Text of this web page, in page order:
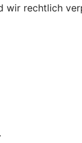
wir rechtlich